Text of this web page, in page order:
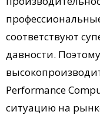
соответствуют
давности.
Performance
ситуацию на